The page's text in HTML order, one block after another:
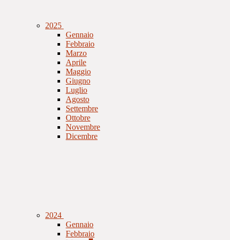
2025
Gennaio
Febbraio
Marzo
Aprile
Maggio
Giugno
Luglio
Agosto
Settembre
Ottobre
Novembre
Dicembre
2024
Gennaio
Febbraio